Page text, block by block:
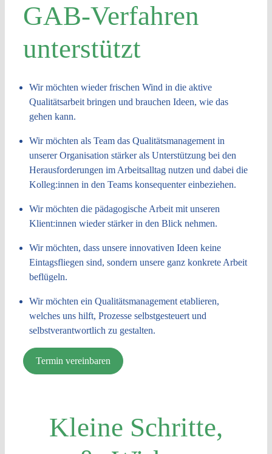
GAB-Verfahren
unterstützt
Wir möchten wieder frischen Wind in die aktive
Qualitätsarbeit bringen und brauchen Ideen, wie das
gehen kann.
Wir möchten als Team das Qualitätsmanagement in
unserer Organisation stärker als Unterstützung bei den
Herausforderungen im Arbeitsalltag nutzen und dabei die
Kolleg:innen in den Teams konsequenter einbeziehen.
Wir möchten die pädagogische Arbeit mit unseren
Klient:innen wieder stärker in den Blick nehmen.
Wir möchten, dass unsere innovativen Ideen keine
Eintagsfliegen sind, sondern unsere ganz konkrete Arbeit
beflügeln.
Wir möchten ein Qualitätsmanagement etablieren,
welches uns hilft, Prozesse selbstgesteuert und
selbstverantwortlich zu gestalten.
Termin vereinbaren
Kleine Schritte,